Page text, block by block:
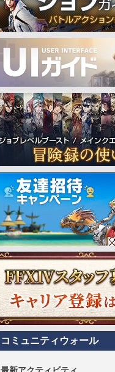
コミュニティウォール